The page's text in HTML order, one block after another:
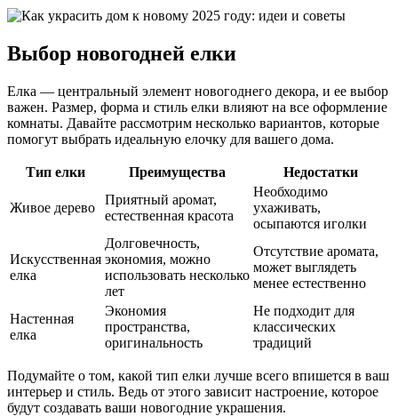
Выбор новогодней елки
Елка — центральный элемент новогоднего декора, и ее выбор
важен. Размер, форма и стиль елки влияют на все оформление
комнаты. Давайте рассмотрим несколько вариантов, которые
помогут выбрать идеальную елочку для вашего дома.
Тип елки Преимущества Недостатки
Живое дерево
Приятный аромат,
естественная красота
Необходимо
ухаживать,
осыпаются иголки
Искусственная
елка
Долговечность,
экономия, можно
использовать несколько
лет
Отсутствие аромата,
может выглядеть
менее естественно
Настенная
елка
Экономия
пространства,
оригинальность
Не подходит для
классических
традиций
Подумайте о том, какой тип елки лучше всего впишется в ваш
интерьер и стиль. Ведь от этого зависит настроение, которое
будут создавать ваши новогодние украшения.